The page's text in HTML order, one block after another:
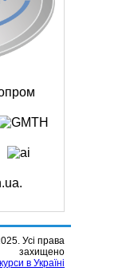
Усі права
захищено
курси в Україні